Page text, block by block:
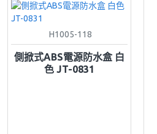
H1005-118
側掀式ABS電源防水盒 白
色 JT-0831